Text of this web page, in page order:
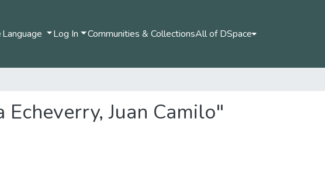
Language Log In Communities & CollectionsAll of DSpace
Juan Camilo"